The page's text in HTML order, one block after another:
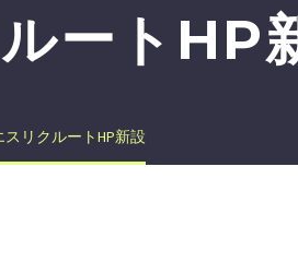
ートHP
リクルートHP新設